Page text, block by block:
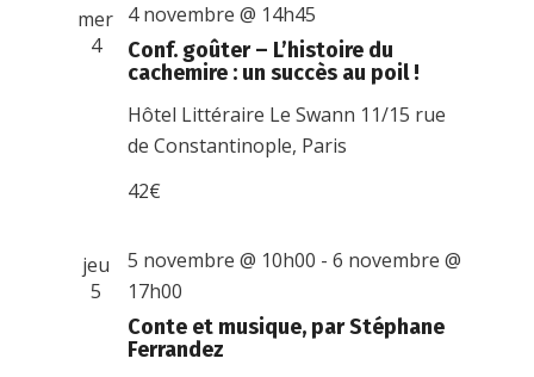
mer
4
Conf. goûter – L’histoire du
cachemire : un succès au poil !
4 novembre @ 14h45
Hôtel Littéraire Le Swann 11/15 rue
de Constantinople, Paris
42€
jeu
5
Conte et musique, par Stéphane
Ferrandez
5 novembre @ 10h00 -6 novembre @
17h00